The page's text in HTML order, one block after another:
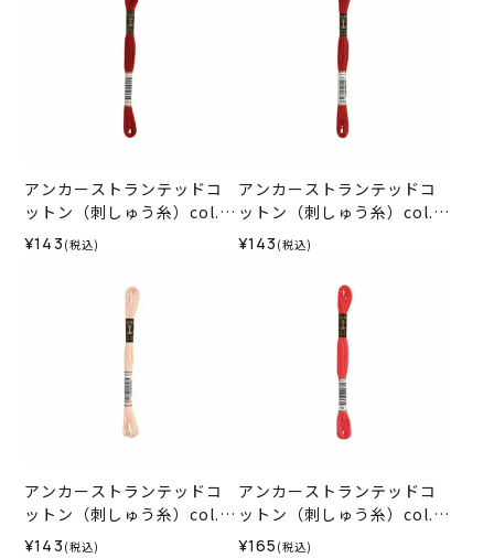
アンカーストランテッドコ
ットン（刺しゅう糸）col.1
015
¥143 (税込)
アンカーストランテッドコ
ットン（刺しゅう糸）col.1
014
¥143 (税込)
アンカーストランテッドコ
ットン（刺しゅう糸）col.1
012
¥143 (税込)
アンカーストランテッドコ
ットン（刺しゅう糸）col.0
035
¥165 (税込)